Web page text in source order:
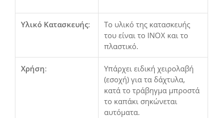
Υλικό Κατασκευής:
Το υλικό της κατασκευής
του είναι το INOX και το
πλαστικό.
Χρήση:
Υπάρχει ειδική χειρολαβή
(εσοχή) για τα δάχτυλα,
κατά το τράβηγμα μπροστά
το καπάκι σηκώνεται
αυτόματα.